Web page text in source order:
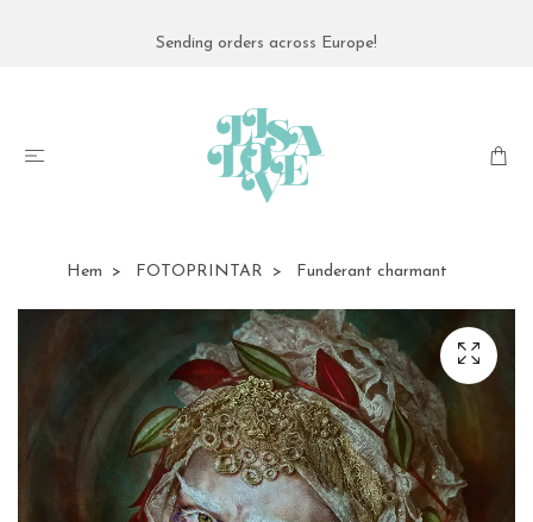
Sending orders across Europe!
Hem FOTOPRINTAR Funderant charmant